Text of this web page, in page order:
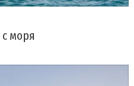
с моря